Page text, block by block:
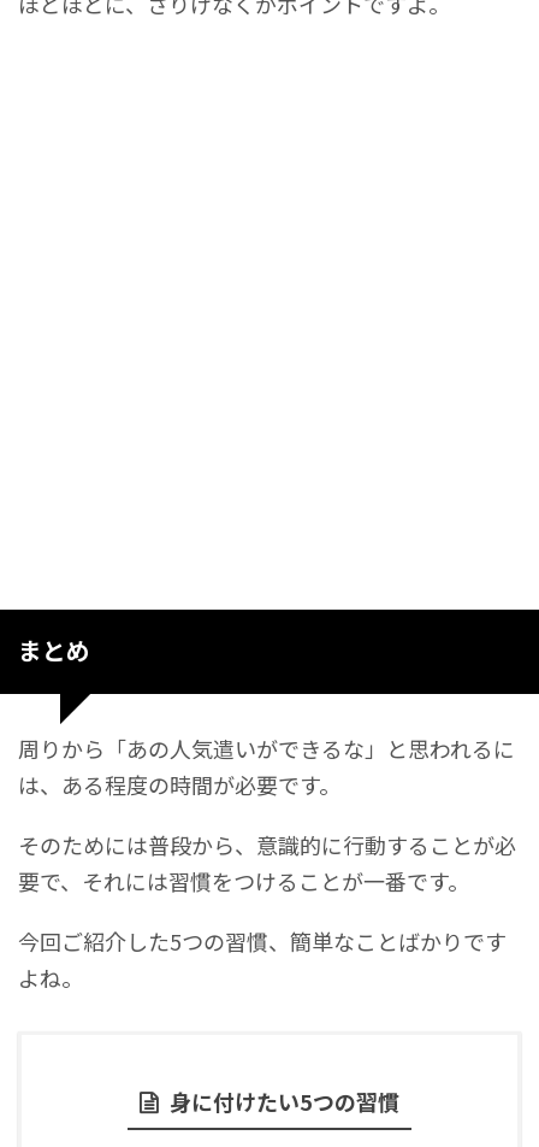
まとめ
周りから「あの人気遣いができるな」と思われるに
は、ある程度の時間が必要です。
そのためには普段から、意識的に行動することが必
要で、それには習慣をつけることが一番です。
今回ご紹介した5つの習慣、簡単なことばかりです
よね。
身に付けたい5つの習慣